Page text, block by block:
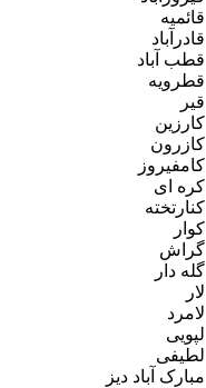
قائمیه
قادرآباد
قطب آباد
قطرویه
قیر
کارزین
کازرون
کامفیروز
کره ای
کنارتخته
کوار
گراش
گله دار
لار
لامرد
لپویی
لطیفی
مبارک آباد دیز